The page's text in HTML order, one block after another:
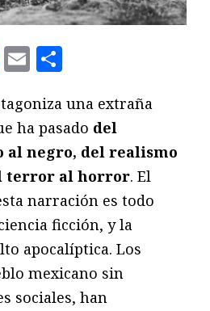
Telegram
Email
una extraña
ha pasado del
al negro, del realismo
terror al horror. El
narración es todo
ficción, y la
apocalíptica. Los
mexicano sin
sociales, han